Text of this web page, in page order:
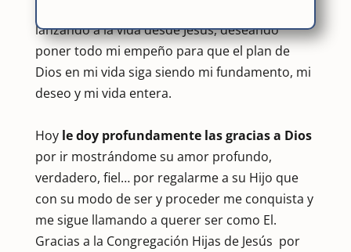
lanzando a la vida desde Jesús, deseando
poner todo mi empeño para que el plan de
Dios en mi vida siga siendo mi fundamento, mi
deseo y mi vida entera.
Hoy le doy profundamente las gracias a Dios
por ir mostrándome su amor profundo,
verdadero, fiel… por regalarme a su Hijo que
con su modo de ser y proceder me conquista y
me sigue llamando a querer ser como El.
Gracias a la Congregación Hijas de Jesús por